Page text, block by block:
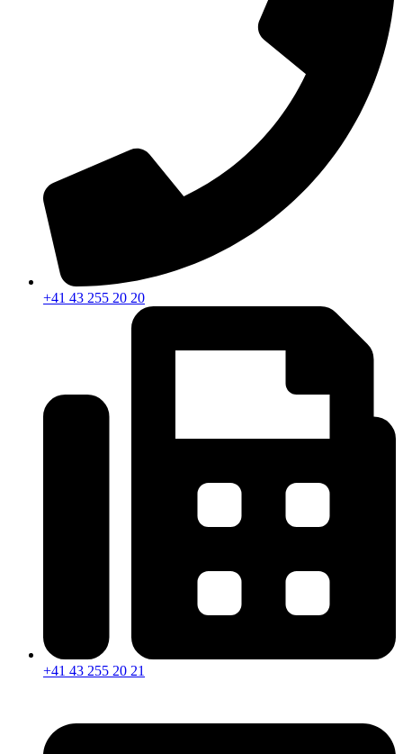
+41 43 255 20 20
+41 43 255 20 21